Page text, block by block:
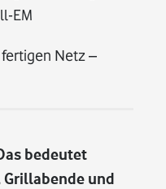
EM
Netz –
bedeutet
Grillabende und